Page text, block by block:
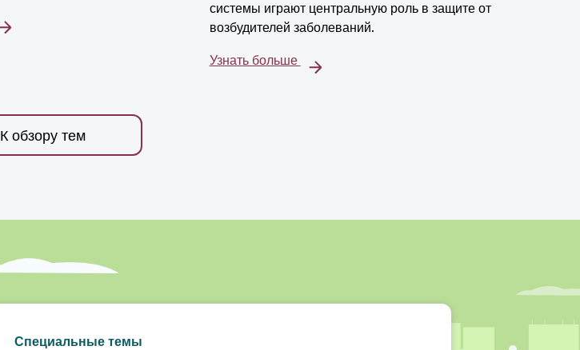
системы играют центральную роль в защите от
возбудителей заболеваний.
Узнать больше
К обзору тем
Специальные темы